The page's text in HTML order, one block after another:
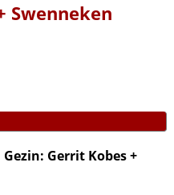
Swenneken
Gerrit Kobes +